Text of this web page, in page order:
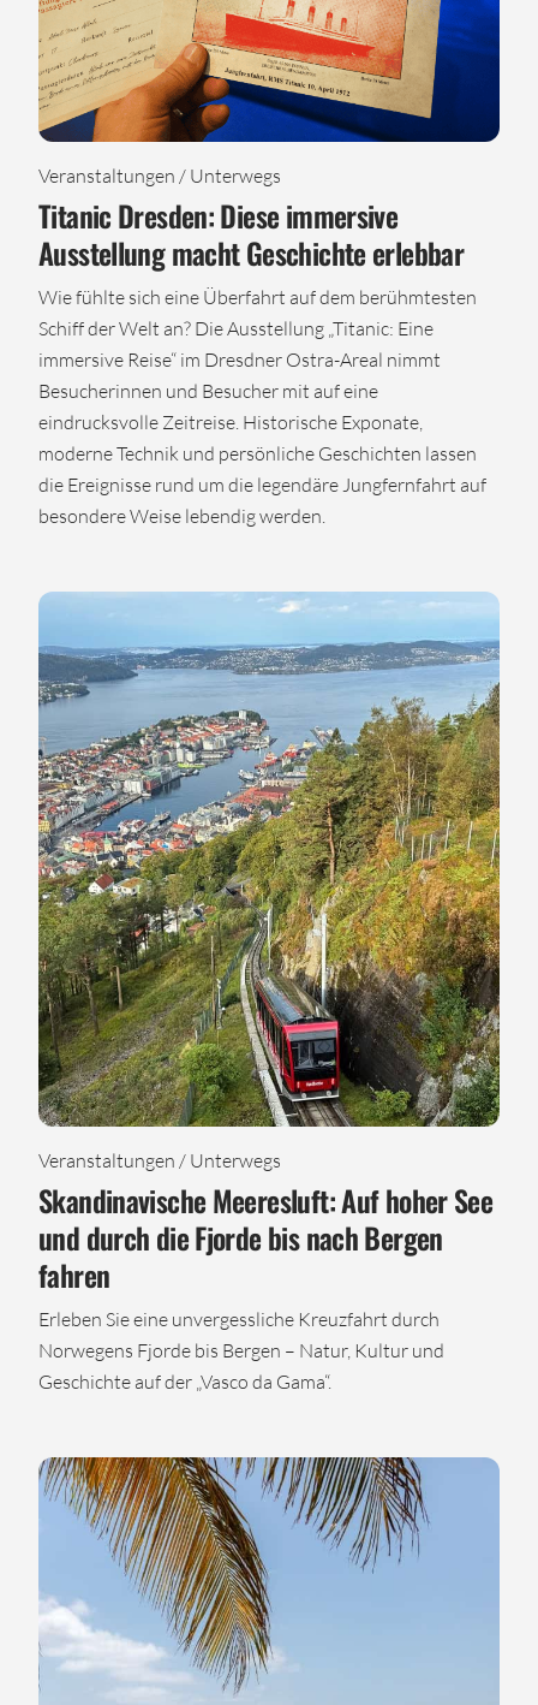
Veranstaltungen / Unterwegs
Titanic Dresden: Diese immersive
Ausstellung macht Geschichte erlebbar
Wie fühlte sich eine Überfahrt auf dem berühmtesten
Schiff der Welt an? Die Ausstellung „Titanic: Eine
immersive Reise“ im Dresdner Ostra-Areal nimmt
Besucherinnen und Besucher mit auf eine
eindrucksvolle Zeitreise. Historische Exponate,
moderne Technik und persönliche Geschichten lassen
die Ereignisse rund um die legendäre Jungfernfahrt auf
besondere Weise lebendig werden.
Veranstaltungen / Unterwegs
Skandinavische Meeresluft: Auf hoher See
und durch die Fjorde bis nach Bergen
fahren
Erleben Sie eine unvergessliche Kreuzfahrt durch
Norwegens Fjorde bis Bergen – Natur, Kultur und
Geschichte auf der „Vasco da Gama“.